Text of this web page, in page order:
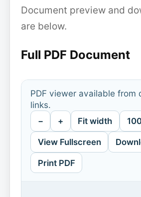
Document preview and
are below.
Full PDF Document
PDF viewer available from
links.
− + Fit width
View Fullscreen
Print PDF